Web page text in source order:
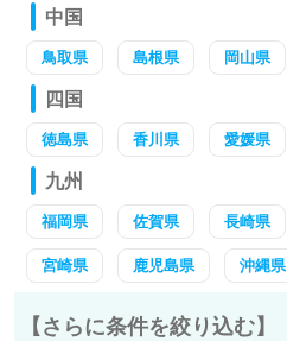
中国
鳥取県 島根県 岡山県
四国
徳島県 香川県 愛媛県
九州
福岡県 佐賀県 長崎県
宮崎県 鹿児島県 沖縄県
【さらに条件を絞り込む】